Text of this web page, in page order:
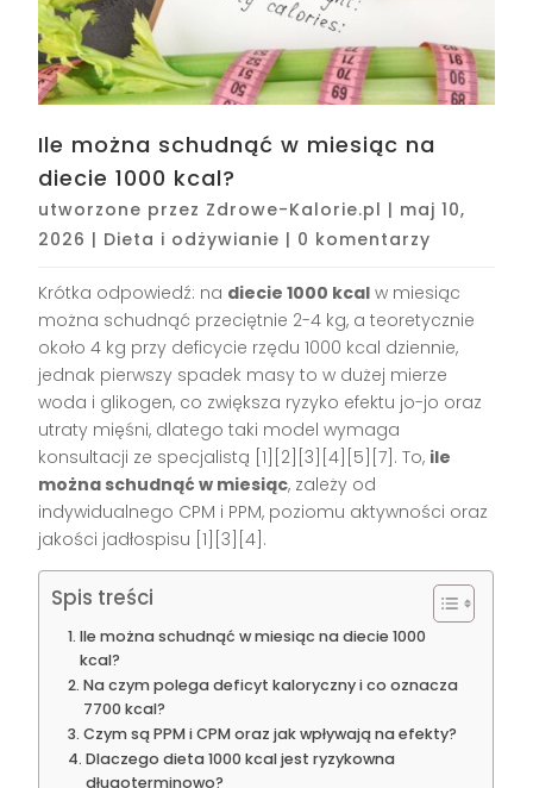
Ile można schudnąć w miesiąc na
diecie 1000 kcal?
utworzone przez Zdrowe-Kalorie.pl | maj 10,
2026 | Dieta i odżywianie | 0 komentarzy
Krótka odpowiedź: na diecie 1000 kcal w miesiąc
można schudnąć przeciętnie 2-4 kg, a teoretycznie
około 4 kg przy deficycie rzędu 1000 kcal dziennie,
jednak pierwszy spadek masy to w dużej mierze
woda i glikogen, co zwiększa ryzyko efektu jo-jo oraz
utraty mięśni, dlatego taki model wymaga
konsultacji ze specjalistą [1][2][3][4][5][7]. To, ile
można schudnąć w miesiąc, zależy od
indywidualnego CPM i PPM, poziomu aktywności oraz
jakości jadłospisu [1][3][4].
Spis treści
Ile można schudnąć w miesiąc na diecie 1000
kcal?
Na czym polega deficyt kaloryczny i co oznacza
7700 kcal?
Czym są PPM i CPM oraz jak wpływają na efekty?
Dlaczego dieta 1000 kcal jest ryzykowna
długoterminowo?